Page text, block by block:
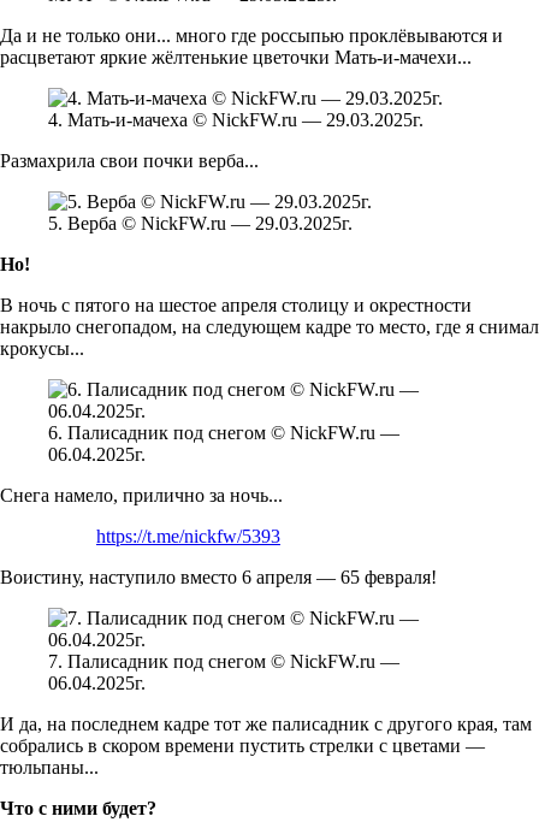
Да и не только они... много где россыпью проклёвываются и
расцветают яркие жёлтенькие цветочки Мать-и-мачехи...
4. Мать-и-мачеха © NickFW.ru — 29.03.2025г.
Размахрила свои почки верба...
5. Верба © NickFW.ru — 29.03.2025г.
Но!
В ночь с пятого на шестое апреля столицу и окрестности
накрыло снегопадом, на следующем кадре то место, где я снимал
крокусы...
6. Палисадник под снегом © NickFW.ru —
06.04.2025г.
Снега намело, прилично за ночь...
https://t.me/nickfw/5393
Воистину, наступило вместо 6 апреля — 65 февраля!
7. Палисадник под снегом © NickFW.ru —
06.04.2025г.
И да, на последнем кадре тот же палисадник с другого края, там
собрались в скором времени пустить стрелки с цветами —
тюльпаны...
Что с ними будет?